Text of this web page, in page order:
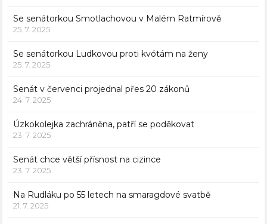
Se senátorkou Smotlachovou v Malém Ratmírově
25. 7. 2025
Se senátorkou Ludkovou proti kvótám na ženy
25. 7. 2025
Senát v červenci projednal přes 20 zákonů
24. 7. 2025
Úzkokolejka zachráněna, patří se poděkovat
23. 7. 2025
Senát chce větší přísnost na cizince
23. 7. 2025
Na Rudláku po 55 letech na smaragdové svatbě
21. 7. 2025